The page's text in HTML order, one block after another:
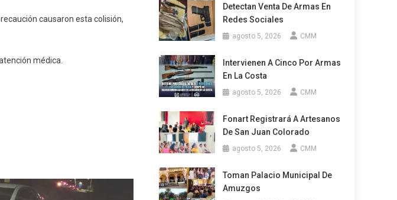
causaron esta colisión,
médica.
Detectan Venta De Armas En
Redes Sociales
agosto 5, 2026 CMM
Intervienen A Cinco Por Armas
En La Costa
agosto 5, 2026 CMM
Fonart Registrará A Artesanos
De San Juan Colorado
agosto 5, 2026 CMM
Toman Palacio Municipal De
Amuzgos